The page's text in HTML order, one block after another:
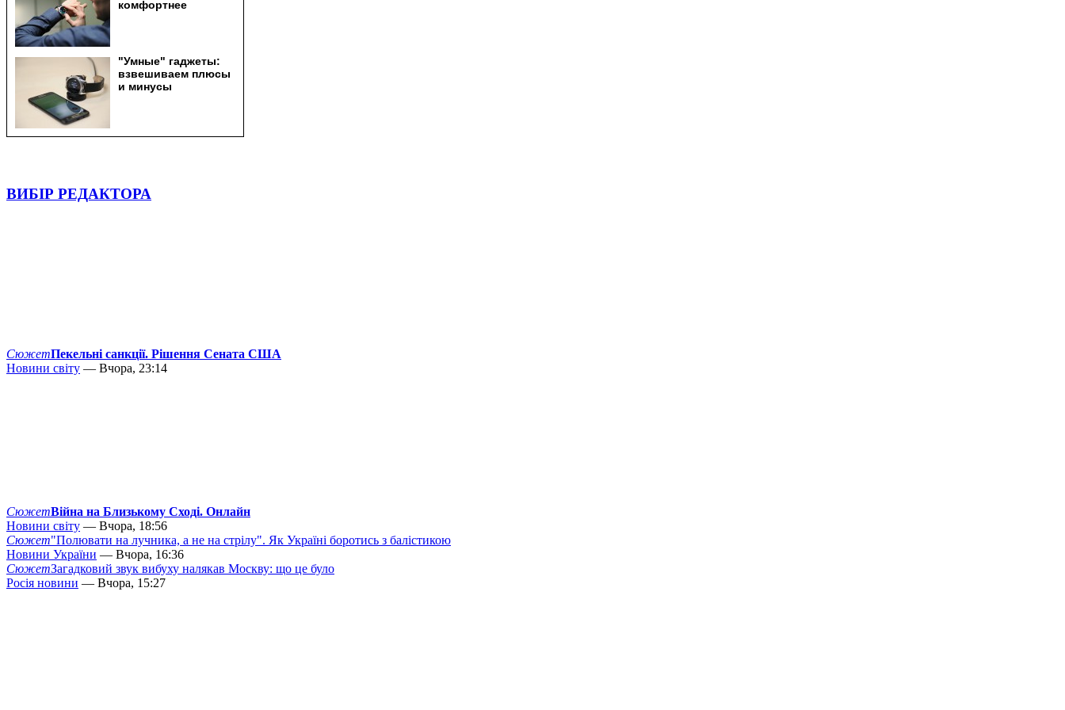
ВИБІР РЕДАКТОРА
СюжетПекельні санкції. Рішення Сената США
Новини світу — Вчора, 23:14
СюжетВійна на Близькому Сході. Онлайн
Новини світу — Вчора, 18:56
Сюжет"Полювати на лучника, а не на стрілу". Як Україні боротись з балістикою
Новини України — Вчора, 16:36
СюжетЗагадковий звук вибуху налякав Москву: що це було
Росія новини — Вчора, 15:27